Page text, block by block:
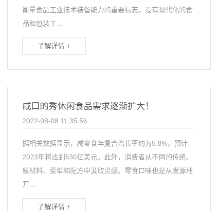
衡量食品工业技术装备能力的重要标志。没有现代化的食
品和包装工...
了解详情 +
咸口的秀休闲食品需求逐渐扩大！
2022-08-08 11:35:56
据相关数据显示，咸零食年复合增长率约为5.8%，预计
2023年将达到630亿美元。此外，消费者从不同的传统、
原材料、菜单和配方中汲取灵感。零食口味也是从发源地
开...
了解详情 +